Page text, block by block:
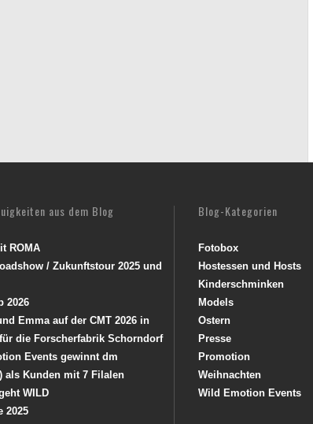
aus dem Blog
ROMA
/ Zukunftstour 2025 und
2026
Emma auf der CMT 2026 in
die Forscherfabrik Schorndorf
Events gewinnt dm
als Kunden mit 7 Filalen
WILD
2025
Blog-Kategorien
Fotobox
Hostessen und Hosts
Kinderschminken
Models
Ostern
Presse
Promotion
Weihnachten
Wild Emotion Events